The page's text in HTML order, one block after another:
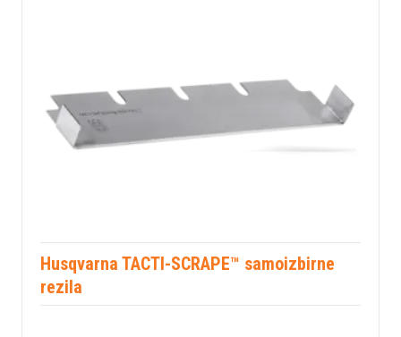
Husqvarna TACTI-SCRAPE™ samoizbirne
rezila